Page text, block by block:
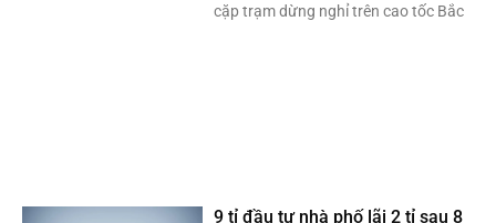
cặp trạm dừng nghỉ trên cao tốc Bắc
9 tỉ đầu tư nhà phố lãi 2 tỉ sau 8